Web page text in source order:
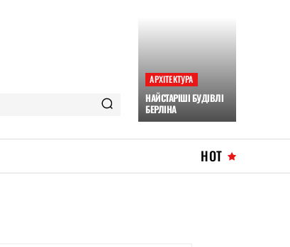
АРХІТЕКТУРА
НАЙСТАРІШІ БУДІВЛІ
БЕРЛІНА
HOT